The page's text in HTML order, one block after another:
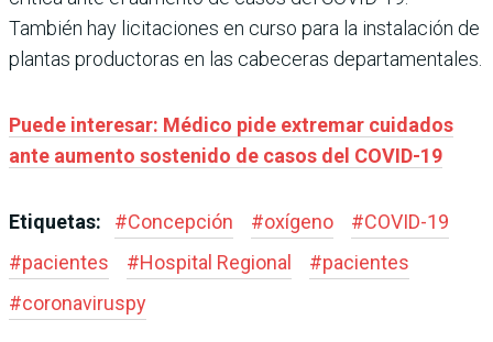
También hay licitaciones en curso para la instalación de
plantas productoras en las cabeceras departamentales.
Puede interesar: Médico pide extremar cuidados
ante aumento sostenido de casos del COVID-19
Etiquetas: #Concepción #oxígeno #COVID-19
#pacientes #Hospital Regional #pacientes
#coronaviruspy